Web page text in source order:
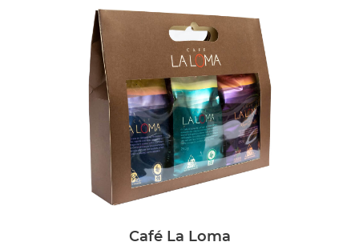
COLECCIÓN CAFETERA
Café La Loma